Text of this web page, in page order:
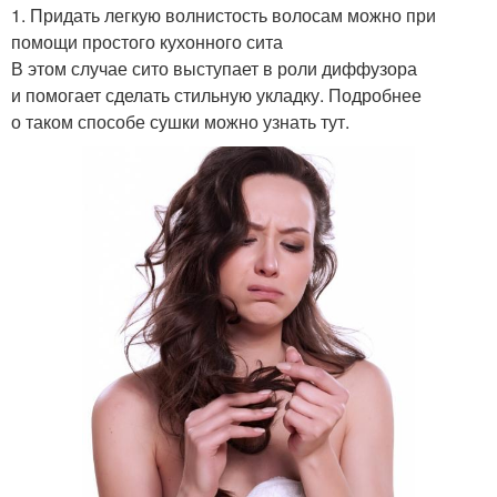
1. Придать легкую волнистость волосам можно при
помощи простого кухонного сита
В этом случае сито выступает в роли диффузора
и помогает сделать стильную укладку. Подробнее
о таком способе сушки можно узнать тут.